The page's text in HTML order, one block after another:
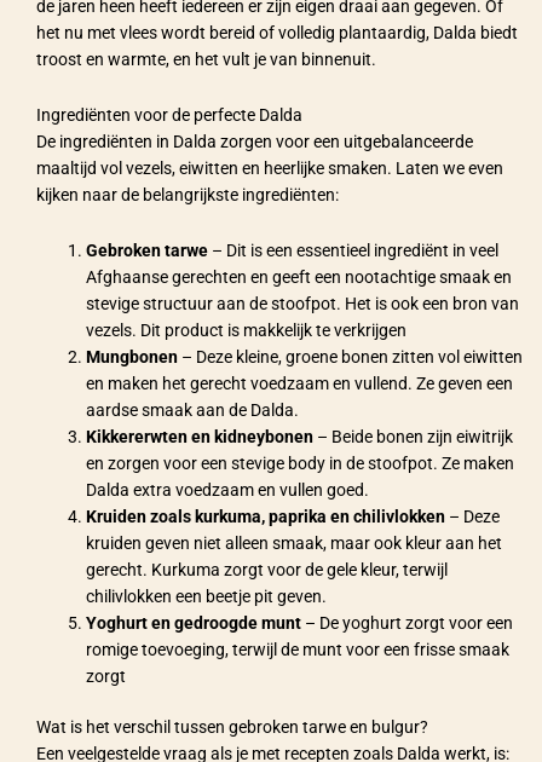
de jaren heen heeft iedereen er zijn eigen draai aan gegeven. Of
het nu met vlees wordt bereid of volledig plantaardig, Dalda biedt
troost en warmte, en het vult je van binnenuit.
Ingrediënten voor de perfecte Dalda
De ingrediënten in Dalda zorgen voor een uitgebalanceerde
maaltijd vol vezels, eiwitten en heerlijke smaken. Laten we even
kijken naar de belangrijkste ingrediënten:
Gebroken tarwe – Dit is een essentieel ingrediënt in veel
Afghaanse gerechten en geeft een nootachtige smaak en
stevige structuur aan de stoofpot. Het is ook een bron van
vezels. Dit product is makkelijk te verkrijgen
Mungbonen – Deze kleine, groene bonen zitten vol eiwitten
en maken het gerecht voedzaam en vullend. Ze geven een
aardse smaak aan de Dalda.
Kikkererwten en kidneybonen – Beide bonen zijn eiwitrijk
en zorgen voor een stevige body in de stoofpot. Ze maken
Dalda extra voedzaam en vullen goed.
Kruiden zoals kurkuma, paprika en chilivlokken – Deze
kruiden geven niet alleen smaak, maar ook kleur aan het
gerecht. Kurkuma zorgt voor de gele kleur, terwijl
chilivlokken een beetje pit geven.
Yoghurt en gedroogde munt – De yoghurt zorgt voor een
romige toevoeging, terwijl de munt voor een frisse smaak
zorgt
Wat is het verschil tussen gebroken tarwe en bulgur?
Een veelgestelde vraag als je met recepten zoals Dalda werkt, is: